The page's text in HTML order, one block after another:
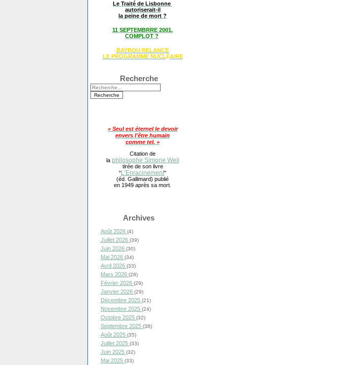
Le Traité de Lisbonne
autoriserait-il
la peine de mort ?
11 SEPTEMBRRE 2001,
COMPLOT ?
BAYROU RELANCE
LE PROGRAMME NUCLÉAIRE
Recherche
« Seul est éternel le devoir
envers l'être humain
comme tel. »
Citation de
la philosophe Simone Weil
tirée de son livre
"L'Enracinement"
(éd. Gallimard) publié
en 1949 après sa mort.
Archives
Août 2026 (4)
Juillet 2026 (39)
Juin 2026 (30)
Mai 2026 (34)
Avril 2026 (33)
Mars 2026 (28)
Février 2026 (29)
Janvier 2026 (29)
Décembre 2025 (21)
Novembre 2025 (24)
Octobre 2025 (32)
Septembre 2025 (38)
Août 2025 (35)
Juillet 2025 (33)
Juin 2025 (32)
Mai 2025 (33)